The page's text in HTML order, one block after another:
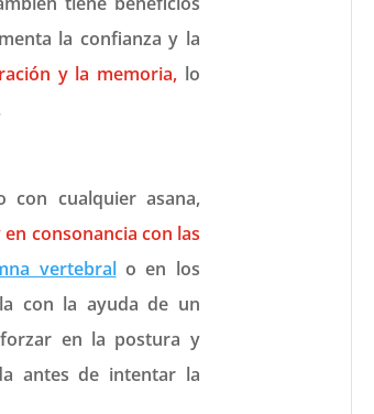
la confianza y la
y la memoria, lo
con cualquier asana,
consonancia con las
vertebralo en los
con la ayuda de un
en la postura y
antes de intentar la